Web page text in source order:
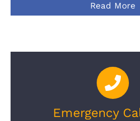
Read More
Emergency